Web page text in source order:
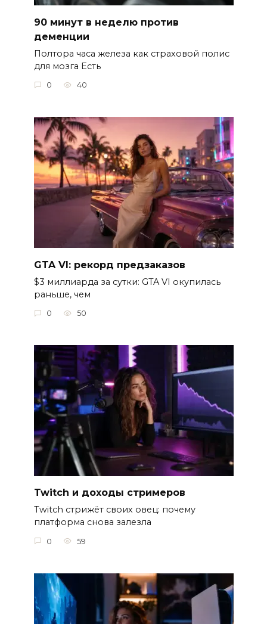
90 минут в неделю против
деменции
Полтора часа железа как страховой полис
для мозга Есть
0 40
GTA VI: рекорд предзаказов
$3 миллиарда за сутки: GTA VI окупилась
раньше, чем
0 50
Twitch и доходы стримеров
Twitch стрижёт своих овец: почему
платформа снова залезла
0 59